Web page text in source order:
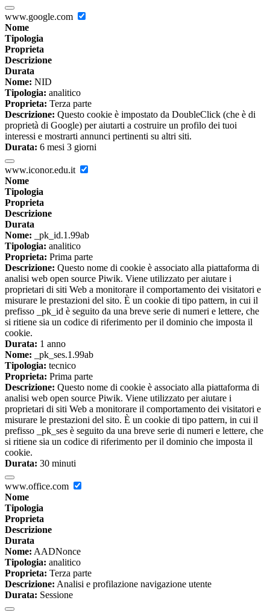
www.google.com
Nome
Tipologia
Proprieta
Descrizione
Durata
Nome: NID
Tipologia: analitico
Proprieta: Terza parte
Descrizione: Questo cookie è impostato da DoubleClick (che è di
proprietà di Google) per aiutarti a costruire un profilo dei tuoi
interessi e mostrarti annunci pertinenti su altri siti.
Durata: 6 mesi 3 giorni
www.iconor.edu.it
Nome
Tipologia
Proprieta
Descrizione
Durata
Nome: _pk_id.1.99ab
Tipologia: analitico
Proprieta: Prima parte
Descrizione: Questo nome di cookie è associato alla piattaforma di
analisi web open source Piwik. Viene utilizzato per aiutare i
proprietari di siti Web a monitorare il comportamento dei visitatori e
misurare le prestazioni del sito. È un cookie di tipo pattern, in cui il
prefisso _pk_id è seguito da una breve serie di numeri e lettere, che
si ritiene sia un codice di riferimento per il dominio che imposta il
cookie.
Durata: 1 anno
Nome: _pk_ses.1.99ab
Tipologia: tecnico
Proprieta: Prima parte
Descrizione: Questo nome di cookie è associato alla piattaforma di
analisi web open source Piwik. Viene utilizzato per aiutare i
proprietari di siti Web a monitorare il comportamento dei visitatori e
misurare le prestazioni del sito. È un cookie di tipo pattern, in cui il
prefisso _pk_ses è seguito da una breve serie di numeri e lettere, che
si ritiene sia un codice di riferimento per il dominio che imposta il
cookie.
Durata: 30 minuti
www.office.com
Nome
Tipologia
Proprieta
Descrizione
Durata
Nome: AADNonce
Tipologia: analitico
Proprieta: Terza parte
Descrizione: Analisi e profilazione navigazione utente
Durata: Sessione